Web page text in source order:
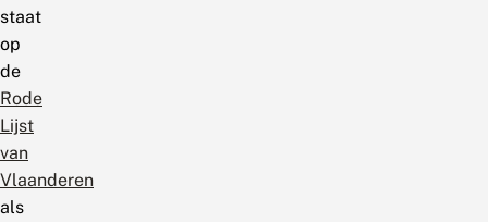
staat
op
de
Rode
Lijst
van
Vlaanderen
als